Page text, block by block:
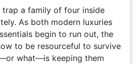
trap a family of four inside
As both modern luxuries
begin to run out, the
to be resourceful to survive
what—is keeping them